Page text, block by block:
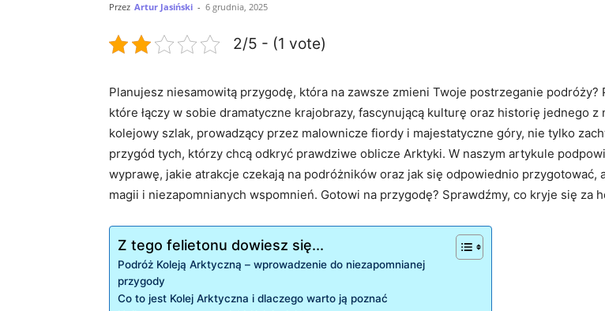
Przez Artur Jasiński - 6 grudnia, 2025
2/5 - (1 vote)
Planujesz niesamowitą⁤ przygodę, która​ na zawsze ​zmieni Twoje postrzeganie⁢
które łączy⁤ w sobie dramatyczne krajobrazy, ‍fascynującą kulturę oraz ⁣historię jednego
kolejowy ⁢szlak, prowadzący przez malownicze fiordy i ⁣majestatyczne góry, nie​ tylko
przygód tych, którzy chcą⁤ odkryć prawdziwe oblicze Arktyki. W naszym artykule⁣
wyprawę, jakie atrakcje czekają na podróżników oraz jak‌ się odpowiednio⁢ przygotować,
magii i niezapomnianych wspomnień. Gotowi na przygodę? Sprawdźmy, co‍ kryje się za
Z tego felietonu dowiesz się...
Podróż​ Koleją ‌Arktyczną – wprowadzenie ⁣do niezapomnianej
przygody
Co to jest ​Kolej Arktyczna i ⁤dlaczego warto ją ​poznać